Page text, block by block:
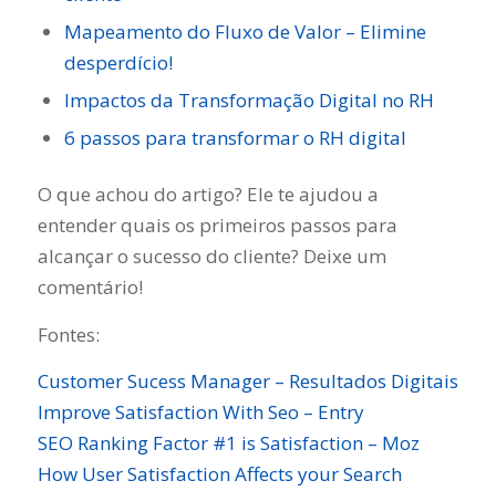
Mapeamento do Fluxo de Valor – Elimine
desperdício!
Impactos da Transformação Digital no RH
6 passos para transformar o RH digital
O que achou do artigo? Ele te ajudou a
entender quais os primeiros passos para
alcançar o sucesso do cliente? Deixe um
comentário!
Fontes:
Customer Sucess Manager – Resultados Digitais
Improve Satisfaction With Seo – Entry
SEO Ranking Factor #1 is Satisfaction – Moz
How User Satisfaction Affects your Search